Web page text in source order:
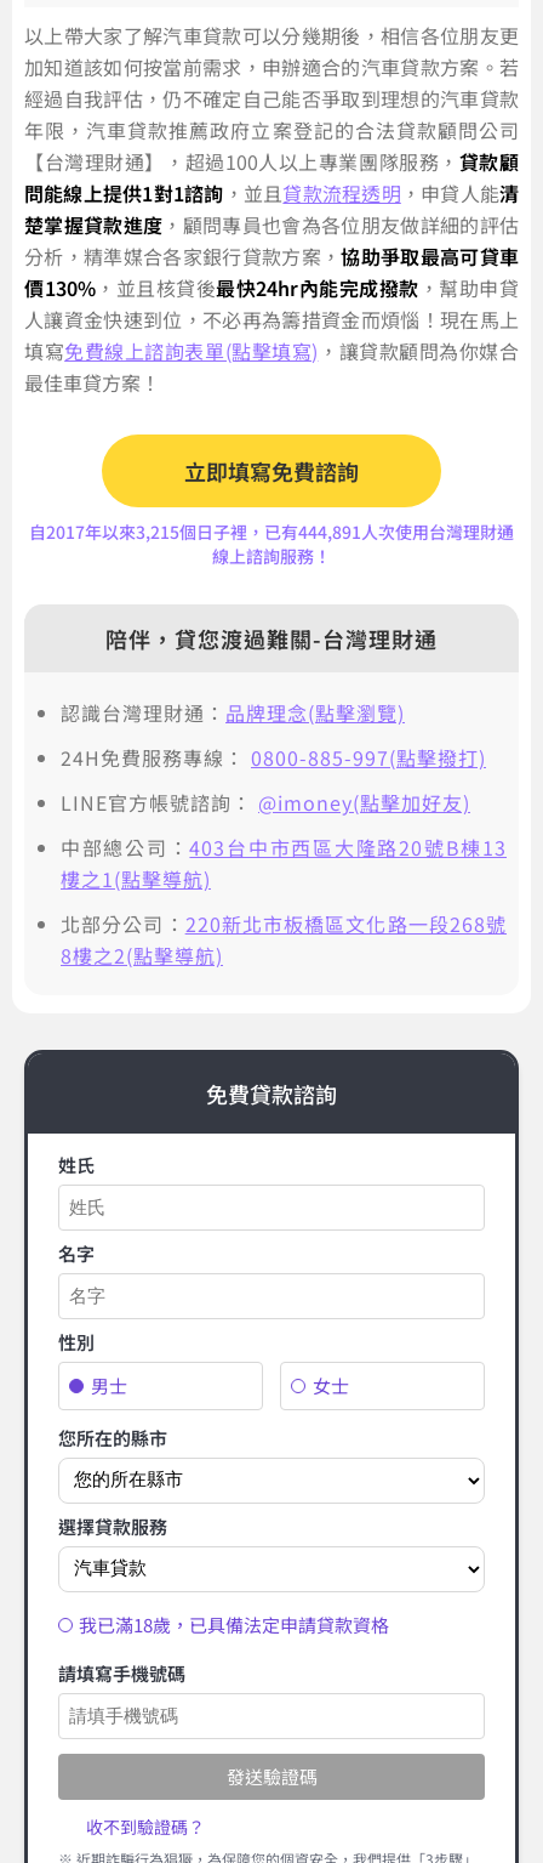
以上帶大家了解汽車貸款可以分幾期後，相信各位朋友更
加知道該如何按當前需求，申辦適合的汽車貸款方案。若
經過自我評估，仍不確定自己能否爭取到理想的汽車貸款
年限，汽車貸款推薦政府立案登記的合法貸款顧問公司
【台灣理財通】，超過100人以上專業團隊服務， 貸款顧
問能線上提供1對1諮詢 ，並且貸款流程透明 ，申貸人能清
楚掌握貸款進度 ，顧問專員也會為各位朋友做詳細的評估
分析，精準媒合各家銀行貸款方案，協助爭取最高可貸車
價130%，並且核貸後最快24hr內能完成撥款 ，幫助申貸
人讓資金快速到位，不必再為籌措資金而煩惱！現在馬上
填寫免費線上諮詢表單(點擊填寫) ，讓貸款顧問為你媒合
最佳車貸方案！
立即填寫免費諮詢
自2017年以來3,215個日子裡，已有444,891人次使用台灣理財通
線上諮詢服務！
陪伴，貸您渡過難關-台灣理財通
認識台灣理財通： 品牌理念(點擊瀏覽)
24H免費服務專線： 0800-885-997(點擊撥打)
LINE官方帳號諮詢： @imoney(點擊加好友)
中部總公司：403台中市西區大隆路20號B棟13
樓之1(點擊導航)
北部分公司： 220新北市板橋區文化路一段268號
8樓之2(點擊導航)
免費貸款諮詢
姓氏
名字
性別
男士
女士
您所在的縣市
選擇貸款服務
我已滿18歲，已具備法定申請貸款資格
請填寫手機號碼
發送驗證碼
收不到驗證碼？
※ 近期詐騙行為猖獗，為保障您的個資安全，我們提供「3步驟」